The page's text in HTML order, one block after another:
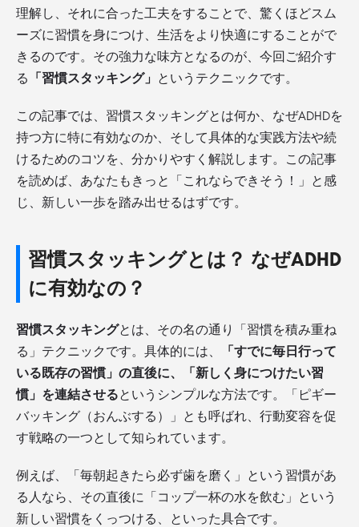
理解し、それに合った工夫をすることで、驚くほどスム
ーズに習慣を身につけ、生活をより快適にすることがで
きるのです。その強力な味方となるのが、今回ご紹介す
る 「習慣スタッキング」 というテクニックです。
この記事では、習慣スタッキングとは何か、なぜADHDを
持つ方に特に有効なのか、そして具体的な実践方法や続
けるためのコツを、分かりやすく解説します。この記事
を読めば、あなたもきっと「これならできそう！」と感
じ、新しい一歩を踏み出せるはずです。
習慣スタッキングとは？ なぜADHD
に有効なの？
習慣スタッキングとは、その名の通り「習慣を積み重ね
る」テクニックです。具体的には、
「すでに毎日行って
いる既存の習慣」の直後に、「新しく身につけたい習
慣」を連結させるというシンプルな方法です。「ピギー
バッキング（おんぶする）」とも呼ばれ、行動変容を促
す戦略の一つとして知られています。
例えば、「毎朝起きたら必ず歯を磨く」という習慣があ
る人なら、その直後に「コップ一杯の水を飲む」という
新しい習慣をくっつける、といった具合です。